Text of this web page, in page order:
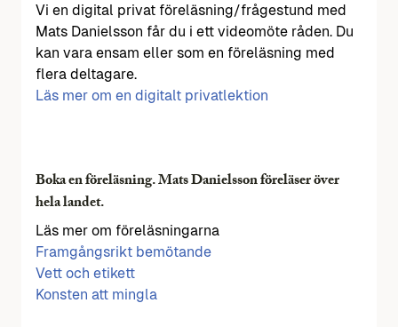
Vi en digital privat föreläsning/frågestund med
Mats Danielsson får du i ett videomöte råden. Du
kan vara ensam eller som en föreläsning med
flera deltagare.
Läs mer om en digitalt privatlektion
Boka en föreläsning. Mats Danielsson föreläser över
hela landet.
Läs mer om föreläsningarna
Framgångsrikt bemötande
Vett och etikett
Konsten att mingla